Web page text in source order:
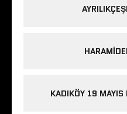
KADIKÖY 19 MAYIS